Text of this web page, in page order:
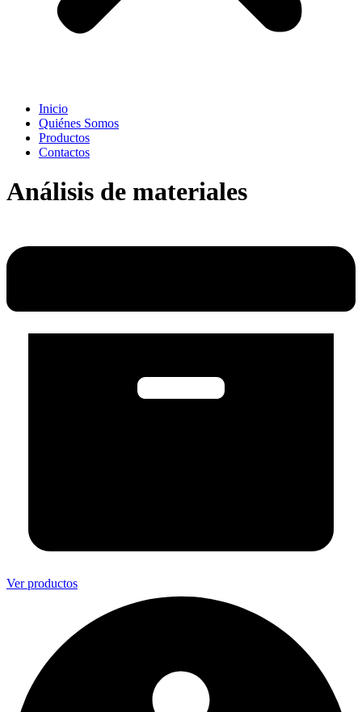
Inicio
Quiénes Somos
Productos
Contactos
Análisis de materiales
Ver productos